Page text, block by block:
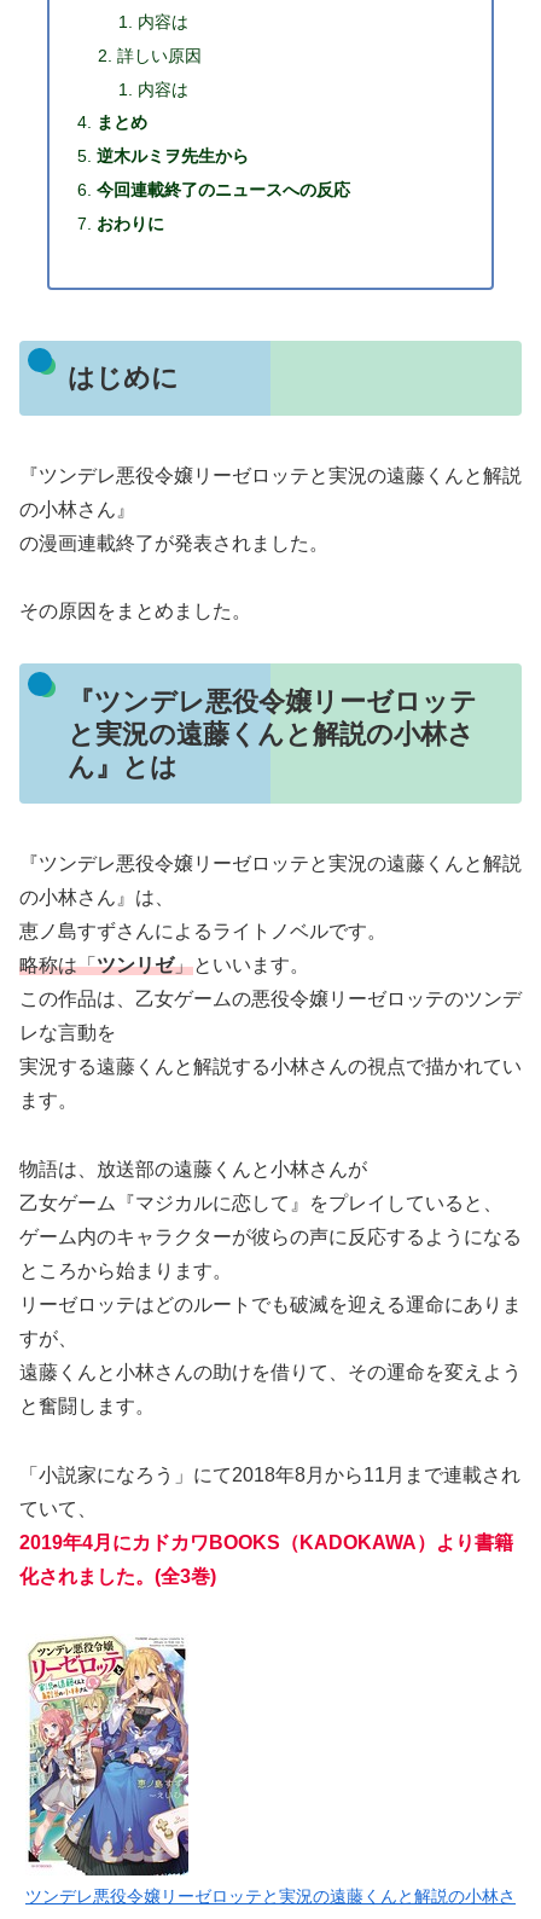
内容は
詳しい原因
内容は
まとめ
逆木ルミヲ先生から
今回連載終了のニュースへの反応
おわりに
はじめに
『ツンデレ悪役令嬢リーゼロッテと実況の遠藤くんと解説
の小林さん』
の漫画連載終了が発表されました。
その原因をまとめました。
『ツンデレ悪役令嬢リーゼロッテ
と実況の遠藤くんと解説の小林さ
ん』とは
『ツンデレ悪役令嬢リーゼロッテと実況の遠藤くんと解説
の小林さん』は、
恵ノ島すずさんによるライトノベルです。
略称は「ツンリゼ」といいます。
この作品は、乙女ゲームの悪役令嬢リーゼロッテのツンデ
レな言動を
実況する遠藤くんと解説する小林さんの視点で描かれてい
ます。
物語は、放送部の遠藤くんと小林さんが
乙女ゲーム『マジカルに恋して』をプレイしていると、
ゲーム内のキャラクターが彼らの声に反応するようになる
ところから始まります。
リーゼロッテはどのルートでも破滅を迎える運命にありま
すが、
遠藤くんと小林さんの助けを借りて、その運命を変えよう
と奮闘します。
「小説家になろう」にて2018年8月から11月まで連載され
ていて、
2019年4月にカドカワBOOKS（KADOKAWA）より書籍
化されました。(全3巻)
ツンデレ悪役令嬢リーゼロッテと実況の遠藤くんと解説の小林さ